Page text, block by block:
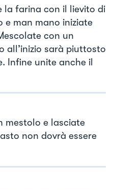
la farina con il lievito di
e man mano iniziate
con un
all’inizio sarà piuttosto
Infine unite anche il
mestolo e lasciate
non dovrà essere